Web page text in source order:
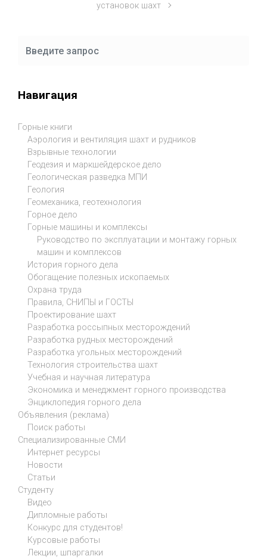
установок шахт
Навигация
Горные книги
Аэрология и вентиляция шахт и рудников
Взрывные технологии
Геодезия и маркшейдерское дело
Геологическая разведка МПИ
Геология
Геомеханика, геотехнология
Горное дело
Горные машины и комплексы
Руководство по эксплуатации и монтажу горных
машин и комплексов
История горного дела
Обогащение полезных ископаемых
Охрана труда
Правила, СНИПЫ и ГОСТЫ
Проектирование шахт
Разработка россыпных месторождений
Разработка рудных месторождений
Разработка угольных месторождений
Технология строительства шахт
Учебная и научная литература
Экономика и менеджмент горного производства
Энциклопедия горного дела
Объявления (реклама)
Поиск работы
Специализированные СМИ
Интернет ресурсы
Новости
Статьи
Студенту
Видео
Дипломные работы
Конкурс для студентов!
Курсовые работы
Лекции, шпаргалки